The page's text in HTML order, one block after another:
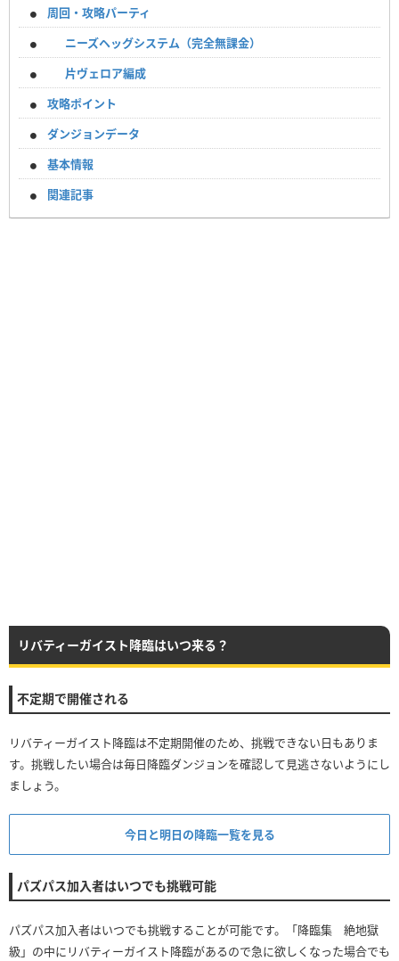
周回・攻略パーティ
ニーズヘッグシステム（完全無課金）
片ヴェロア編成
攻略ポイント
ダンジョンデータ
基本情報
関連記事
リバティーガイスト降臨はいつ来る？
不定期で開催される
リバティーガイスト降臨は不定期開催のため、挑戦できない日もありま
す。挑戦したい場合は毎日降臨ダンジョンを確認して見逃さないようにし
ましょう。
今日と明日の降臨一覧を見る
パズパス加入者はいつでも挑戦可能
パズパス加入者はいつでも挑戦することが可能です。「降臨集 絶地獄
級」の中にリバティーガイスト降臨があるので急に欲しくなった場合でも